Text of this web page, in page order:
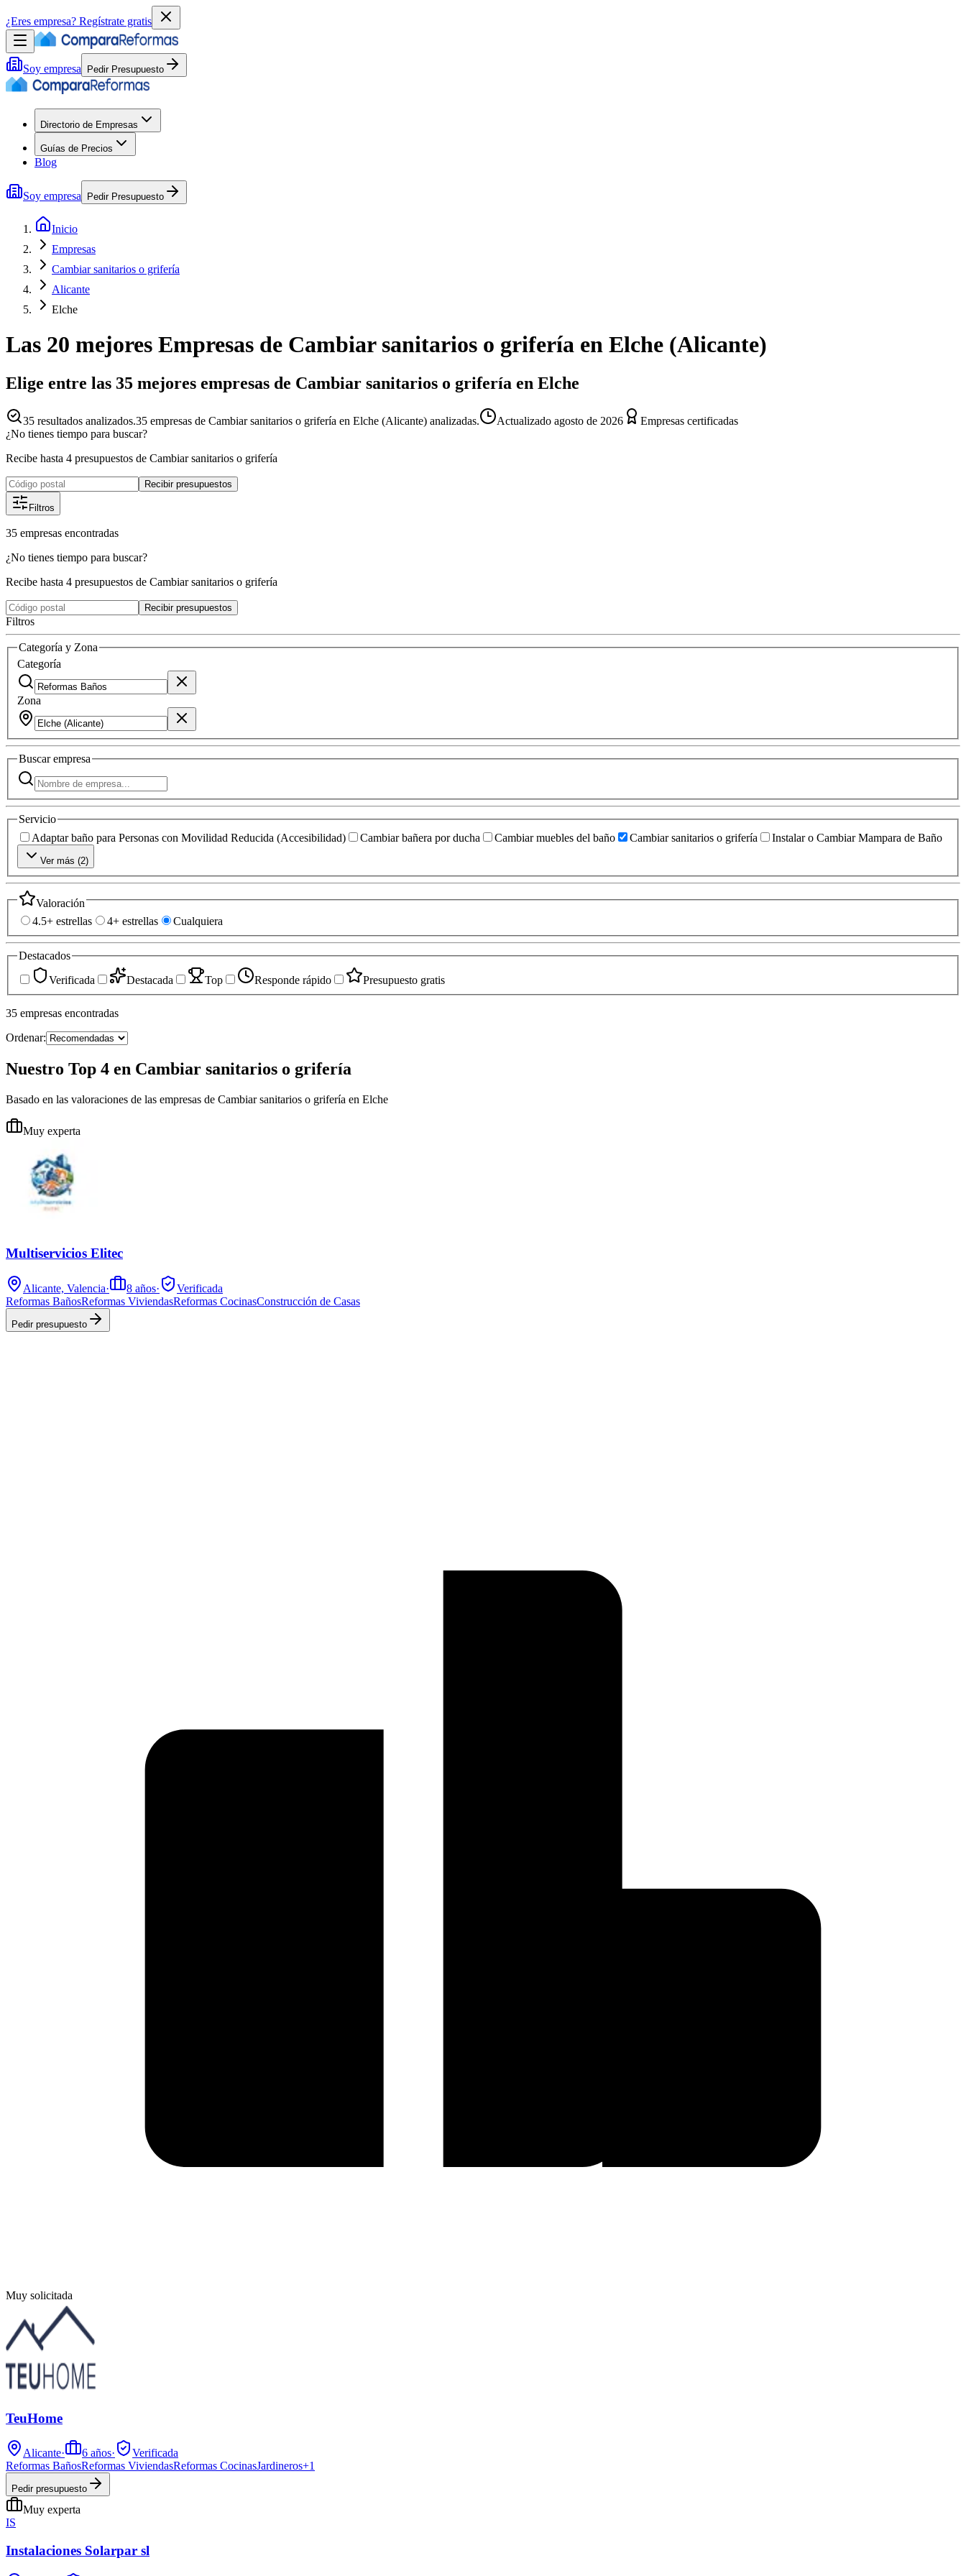
¿Eres empresa? Regístrate gratis
Soy empresa Pedir Presupuesto
Directorio de Empresas
Guías de Precios
Blog
Soy empresa Pedir Presupuesto
Inicio
Empresas
Cambiar sanitarios o grifería
Alicante
Elche
Las 20 mejores Empresas de Cambiar sanitarios o grifería en Elche (Alicante)
Elige entre las 35 mejores empresas de Cambiar sanitarios o grifería en Elche
35 resultados analizados.35 empresas de Cambiar sanitarios o grifería en Elche (Alicante) analizadas. Actualizado agosto de 2026
Empresas certificadas
¿No tienes tiempo para buscar?
Recibe hasta 4 presupuestos de Cambiar sanitarios o grifería
Recibir presupuestos
Filtros
35 empresas encontradas
¿No tienes tiempo para buscar?
Recibe hasta 4 presupuestos de Cambiar sanitarios o grifería
Recibir presupuestos
Filtros
Categoría y Zona
Categoría
Zona
Buscarempresa
Servicio
Adaptar baño para Personas con Movilidad Reducida (Accesibilidad)
Cambiar bañera por ducha Cambiar muebles del baño Cambiar sanitarios o grifería Instalar o Cambiar Mampara de Baño
Ver más (2)
Valoración
4.5+ estrellas
4+ estrellas Cualquiera
Destacados
Verificada
Destacada Top Responde rápido Presupuesto gratis
35 empresas encontradas
Ordenar:
Nuestro Top 4 en Cambiar sanitarios o grifería
Basado en las valoraciones de las empresas de Cambiar sanitarios o grifería en Elche
Muy experta
Multiservicios Elitec
Alicante, Valencia· 8 años·
Verificada
Reformas BañosReformas ViviendasReformas CocinasConstrucción de Casas
Pedir presupuesto
Muy solicitada
TeuHome
Alicante· 6 años·
Verificada
Reformas BañosReformas ViviendasReformas CocinasJardineros+1
Pedir presupuesto
Muy experta
IS
Instalaciones Solarpar sl